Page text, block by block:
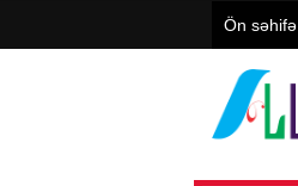
Ön səhifə